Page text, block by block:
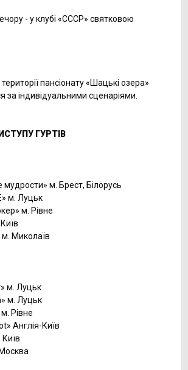
- у клубі «СССР» святковою
пансіонату «Шацькі озера»
за індивідуальними сценаріями.
ГУРТІВ
мудрости» м. Брест, Білорусь
м. Луцьк
м. Рівне
м. Миколаїв
м. Луцьк
м. Луцьк
Рівне
Англія-Київ
Київ